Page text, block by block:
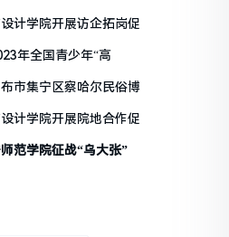
计学院开展访企拓岗促
年全国青少年“高
市集宁区察哈尔民俗博
计学院开展院地合作促
范学院征战“乌大张”